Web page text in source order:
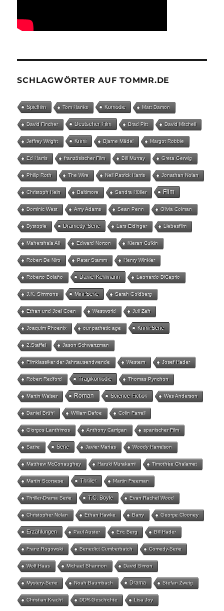
SCHLAGWÖRTER AUF TOMMR.DE
Spielfilm Tom Hanks Komödie Matt Damon
David Fincher Deutscher Film Brad Pitt David Mitchell
Jeffrey Wright Krimi Bjarne Mädel Margot Robbie
Ed Harris französischer Film Bill Murray Greta Gerwig
Philip Roth The Wire Neil Patrick Harris Jonathan Nolan
Christoph Hein Baltimore Sandra Hüller Film
Dominic West Amy Adams Sean Penn Olivia Colman
Dystopie Dramedy-Serie Lars Eidinger Liebesfilm
Mahershala Ali Edward Norton Kieran Culkin
Robert De Niro Peter Stamm Henry Winkler
Roberto Bolaño Daniel Kehlmann Leonardo DiCaprio
J.K. Simmons Mini-Serie Sarah Goldberg
Ethan und Joel Coen Westworld Juli Zeh
Joaquim Phoenix our pathetic age Krimi-Serie
2.Staffel Jason Schwartzman
Filmklassiker der Jahrtausendwende Western Josef Hader
Robert Redford Tragikomödie Thomas Pynchon
Martin Walser Roman Science Fiction Wes Anderson
Daniel Brühl William Dafoe Colin Farrell
Giorgos Lanthimos Anthony Carrigan spanischer Film
Satire Serie Javier Marías Woody Harrelson
Matthew McConaughey Haruki Murakami Timothée Chalamet
Martin Scorsese Thriller Martin Freeman
Thriller-Drama Serie T.C. Boyle Evan Rachel Wood
Christopher Nolan Ethan Hawke Barry George Clooney
Erzählungen Paul Auster Eric Berg Bill Hader
Franz Rogowski Benedict Cumberbatch Comedy-Serie
Wolf Haas Michael Shannon David Simon
Mystery-Serie Noah Baumbach Drama Stefan Zweig
Christian Kracht DDR-Geschichte Lisa Joy